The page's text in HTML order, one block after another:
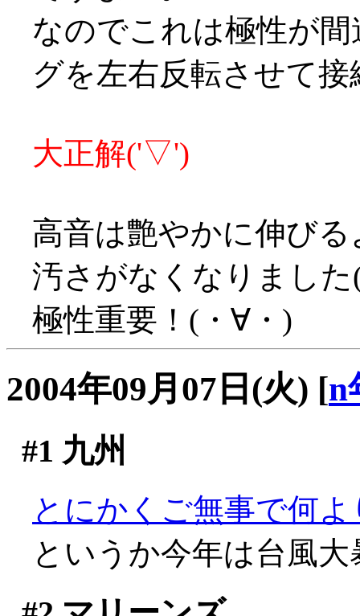
なのでこれは極性が
グを左右反転させて
大正解('▽')
高音は艶やかに伸び
汚さがなくなりまし
極性重要！(・∀・)
2004年09月07日(火) [n
#1 九州
とにかくご無事で何
というか今年は台風